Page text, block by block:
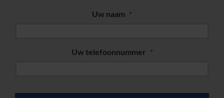
Uw naam *
Uw telefoonnummer *